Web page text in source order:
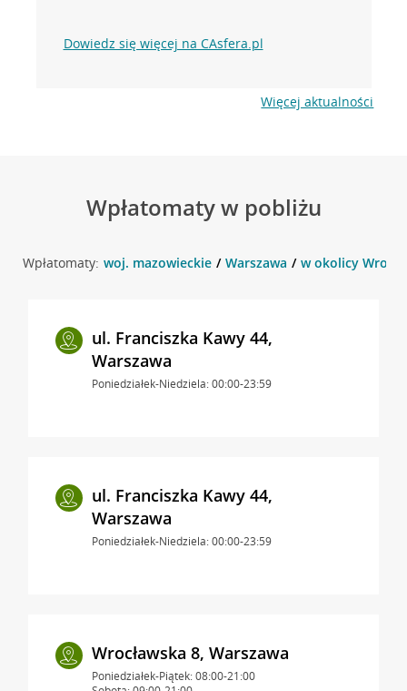
Dowiedz się więcej na CAsfera.pl
Więcej aktualności
Wpłatomaty w pobliżu
Wpłatomaty: woj. mazowieckie Warszawa w okolicy
ul. Franciszka Kawy 44,
Warszawa
Poniedziałek-Niedziela: 00:00-23:59
ul. Franciszka Kawy 44,
Warszawa
Poniedziałek-Niedziela: 00:00-23:59
Wrocławska 8, Warszawa
Poniedziałek-Piątek: 08:00-21:00